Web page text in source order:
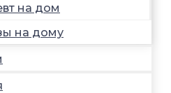
на дом
на дому